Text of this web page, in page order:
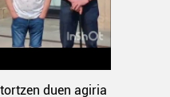
duen agiria